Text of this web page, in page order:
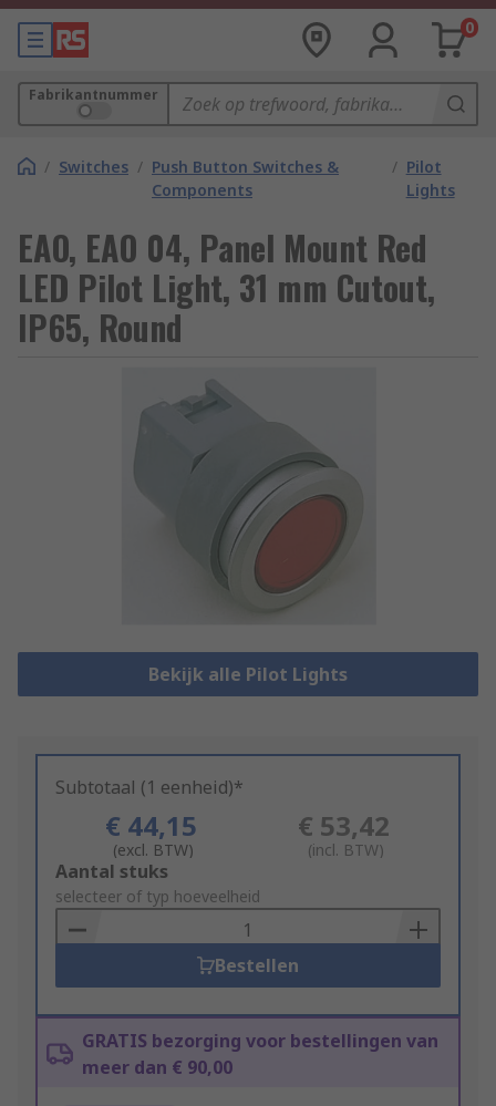
0
Fabrikantnummer
/ Switches / Push Button Switches &
Components
/ Pilot
Lights
EAO, EAO 04, Panel Mount Red
LED Pilot Light, 31 mm Cutout,
IP65, Round
Bekijk alle Pilot Lights
Subtotaal (1 eenheid)*
€ 44,15
(excl. BTW)
€ 53,42
(incl. BTW)
Add
to
Basket
Aantal stuks
selecteer of typ hoeveelheid
Bestellen
GRATIS bezorging voor bestellingen van
meer dan € 90,00